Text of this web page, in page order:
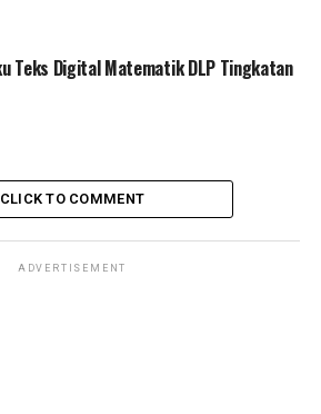
Teks Digital Matematik DLP Tingkatan
CLICK TO COMMENT
ADVERTISEMENT